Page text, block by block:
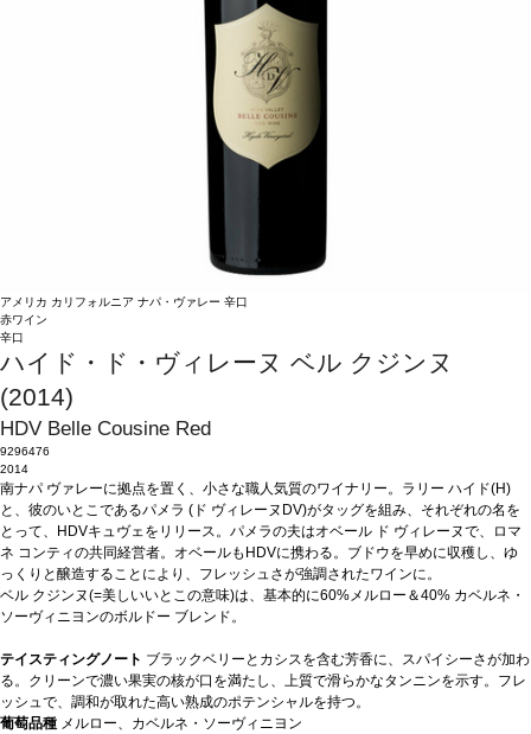
アメリカ カリフォルニア ナパ・ヴァレー 辛口
赤ワイン
辛口
ハイド・ド・ヴィレーヌ ベル クジンヌ
(2014)
HDV Belle Cousine Red
9296476
2014
南ナパ ヴァレーに拠点を置く、小さな職人気質のワイナリー。ラリー ハイド(H)
と、彼のいとこであるパメラ (ド ヴィレーヌDV)がタッグを組み、それぞれの名を
とって、HDVキュヴェをリリース。パメラの夫はオベール ド ヴィレーヌで、ロマ
ネ コンティの共同経営者。オベールもHDVに携わる。ブドウを早めに収穫し、ゆ
っくりと醸造することにより、フレッシュさが強調されたワインに。
ベル クジンヌ(=美しいいとこの意味)は、基本的に60%メルロー＆40% カベルネ・
ソーヴィニヨンのボルドー ブレンド。
テイスティングノート ブラックベリーとカシスを含む芳香に、スパイシーさが加わ
る。クリーンで濃い果実の核が口を満たし、上質で滑らかなタンニンを示す。フレ
ッシュで、調和が取れた高い熟成のポテンシャルを持つ。
葡萄品種 メルロー、カベルネ・ソーヴィニヨン